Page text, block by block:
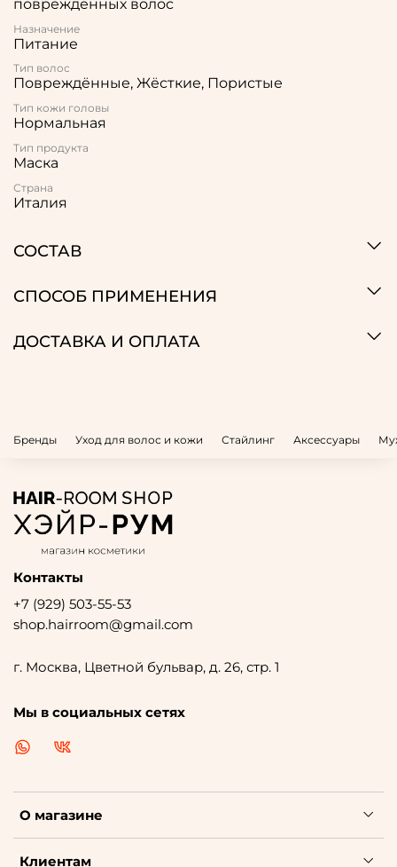
поврежденных волос
Назначение
Питание
Тип волос
Повреждённые, Жёсткие, Пористые
Тип кожи головы
Нормальная
Тип продукта
Маска
Страна
Италия
СОСТАВ
СПОСОБ ПРИМЕНЕНИЯ
ДОСТАВКА И ОПЛАТА
Бренды Уход для волос и кожи Стайлинг Аксессуары
О магазине
Клиентам
Контакты
+7 (929) 503-55-53
shop.hairroom@gmail.com
г. Москва, Цветной бульвар, д. 26, стр. 1
Мы в социальных сетях